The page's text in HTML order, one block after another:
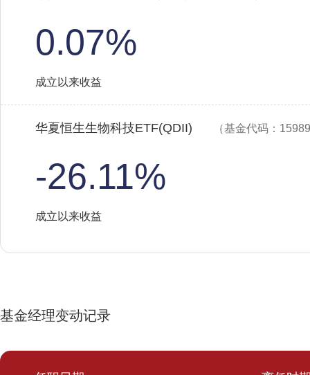
0.07%
成立以来收益
华夏恒生生物科技ETF(QDII) （基金代码：
-26.11%
成立以来收益
基金经理变动记录